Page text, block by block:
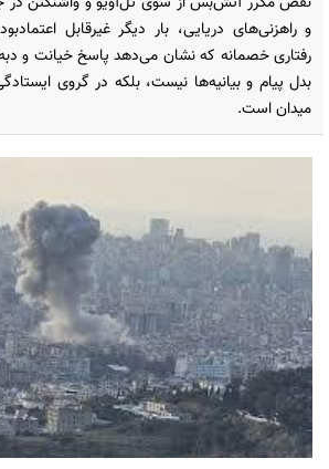
و راهزنی‌های دریایی، بار دیگر غیرقابل
رفتاری خصمانه که نشان می‌دهد پاسخ خیانت و
بدل پیام و بیانیه‌ها نیست، بلکه در گروی
میدان است.